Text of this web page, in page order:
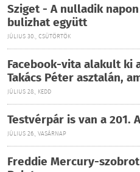
Sziget - A nulladik
bulizhat együtt
JÚLIUS 30., CSÜTÖRTÖK
Facebook-vita alakult
Takács Péter asztalán,
JÚLIUS 28., KEDD
Testvérpár is van a 201.
JÚLIUS 26., VASÁRNAP
Freddie Mercury-